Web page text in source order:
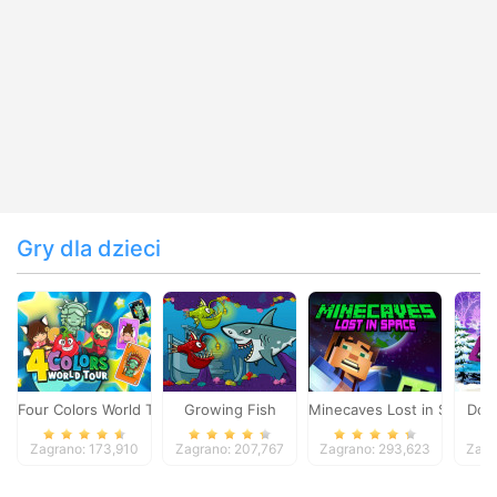
Gry dla dzieci
Four Colors World Tour
Zagrano: 173,910
Growing Fish
Zagrano: 207,767
Minecaves Lost in Space
Zagrano: 293,623